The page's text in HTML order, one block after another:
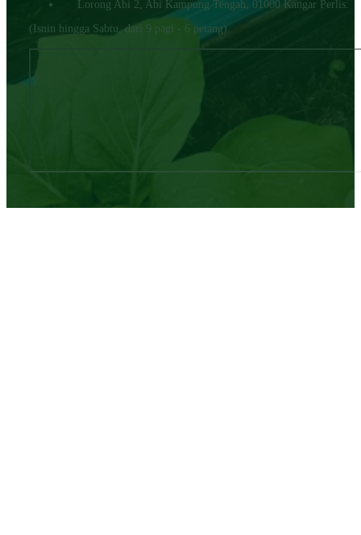
Lorong Abi 2, Abi Kampung Tengah, 01000 Kangar Perlis.
(Isnin hingga Sabtu, dari 9 pagi - 6 petang)